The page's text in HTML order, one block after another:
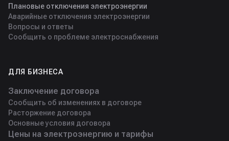
Плановые отключения электроэнергии
Аварийные отключения электроэнергии
Вопросы и ответы
Сообщить о проблеме электроснабжения
ДЛЯ БИЗНЕСА
Заключение договора
Сообщить об изменениях в договоре
Расторжение договора
Основные условия договора
Цены на электроэнергию и тарифы